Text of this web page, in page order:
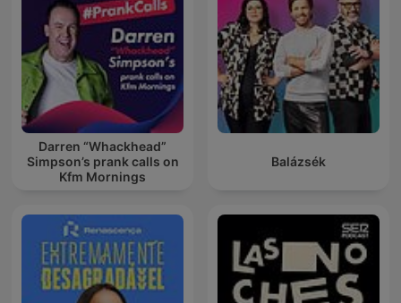
Darren “Whackhead”
Simpson’s prank calls on
Kfm Mornings
Balázsék